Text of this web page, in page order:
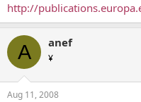
http://
A anef
¥
Aug 11, 2008